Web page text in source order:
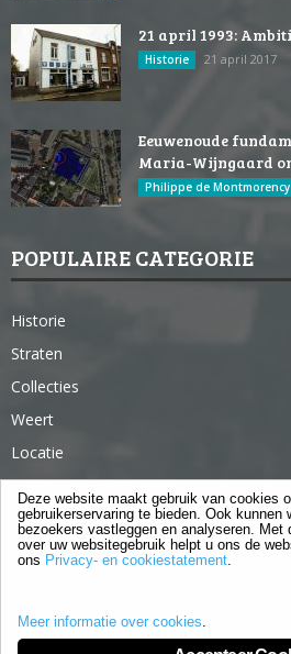
21 april 1993:
Historie 21 april 2017
Eeuwenoude
Maria-Wijngaard
Philippe de Montmorency
POPULAIRE CATEGORIE
Historie
Straten
Collecties
Weert
Locatie
Weert in 365 dagen
Gebouwen
Lifestyle
Deze website maakt gebruik van cookies
gebruikerservaring te bieden. Ook kunnen
bezoekers vastleggen en analyseren. Met
over uw websitegebruik helpt u ons de
ons Privacy- en cookiestatement.
Meer informatie over cookies.